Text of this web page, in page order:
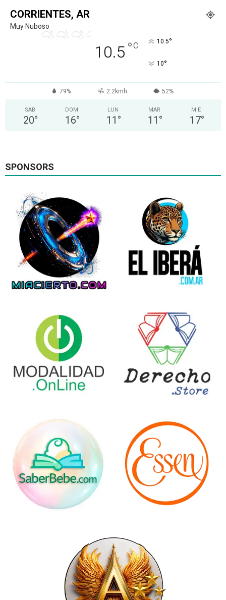
CORRIENTES, AR
Muy Nuboso
10.5 °C 10.5°
10°
79% 2.2kmh 52%
SAB
20°
DOM
16°
LUN
11 °
MAR
11 °
MIE
17°
SPONSORS